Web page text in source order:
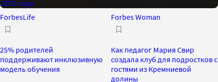
2021 года
ForbesLife
25% родителей
поддерживают инклюзивную
модель обучения
Forbes Woman
Как педагог Мария Свир
создала клуб для подростков с
гостями из Кремниевой
долины